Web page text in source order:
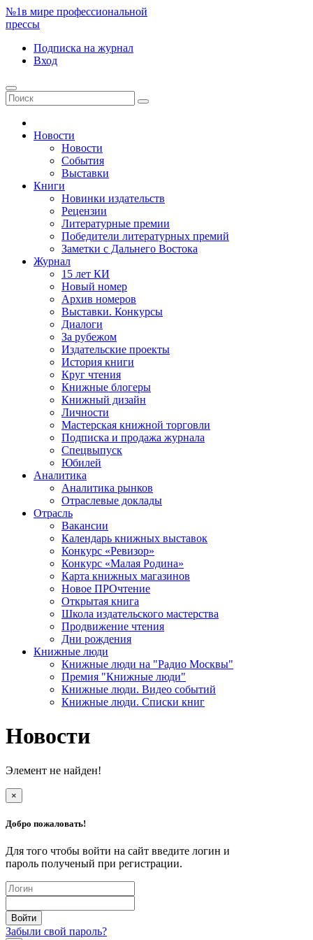
№1в мире профессиональной
прессы
Подписка на журнал
Вход
Новости
Новости
События
Выставки
Книги
Новинки издательств
Рецензии
Литературные премии
Победители литературных премий
Заметки с Дальнего Востока
Журнал
15 лет КИ
Новый номер
Архив номеров
Выставки. Конкурсы
Диалоги
За рубежом
Издательские проекты
История книги
Круг чтения
Книжные блогеры
Книжный дизайн
Личности
Мастерская книжной торговли
Подписка и продажа журнала
Спецвыпуск
Юбилей
Аналитика
Аналитика рынков
Отраслевые доклады
Отрасль
Вакансии
Календарь книжных выставок
Конкурс «Ревизор»
Конкурс «Малая Родина»
Карта книжных магазинов
Новое ПРОчтение
Открытая книга
Школа издательского мастерства
Продвижение чтения
Дни рождения
Книжные люди
Книжные люди на "Радио Москвы"
Премия "Книжные люди"
Книжные люди. Видео событий
Книжные люди. Списки книг
Новости
Элемент не найден!
×
Добро пожаловать!
Для того чтобы войти на сайт введите логин и
пароль полученый при регистрации.
Забыли свой пароль?